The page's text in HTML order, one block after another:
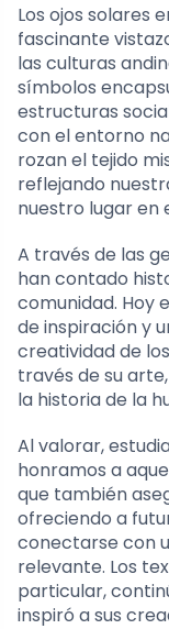
Los ojos solares
fascinante
las culturas
símbolos
estructuras
con el entorno
rozan el tejido
reflejando
nuestro lugar en
A través de las
han contado
comunidad. Hoy
de inspiración y
creatividad de
través de su
la historia de la
Al valorar,
honramos a
que también
ofreciendo a
conectarse con
relevante. Los
particular,
inspiró a sus